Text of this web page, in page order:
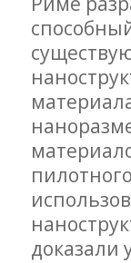
доказали